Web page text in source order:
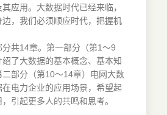
架构 26
用场景 26
特点 27
运行 27
应用。大数据时代已经来临，
，我们必须顺应时代，把握机
共14章。第一部分（第1～9
了大数据的基本概念、基本知
部分（第10～14章）电网大数
电力企业的应用场景，希望起
引起更多人的共鸣和思考。